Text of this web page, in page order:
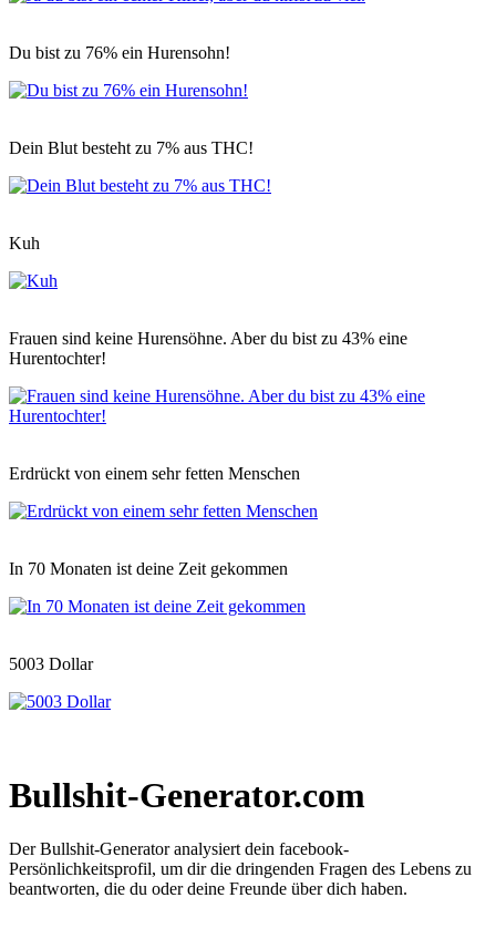
Du bist zu 76% ein Hurensohn!
Dein Blut besteht zu 7% aus THC!
Kuh
Frauen sind keine Hurensöhne. Aber du bist zu 43% eine
Hurentochter!
Erdrückt von einem sehr fetten Menschen
In 70 Monaten ist deine Zeit gekommen
5003 Dollar
Bullshit-Generator.com
Der Bullshit-Generator analysiert dein facebook-
Persönlichkeitsprofil, um dir die dringenden Fragen des Lebens zu
beantworten, die du oder deine Freunde über dich haben.